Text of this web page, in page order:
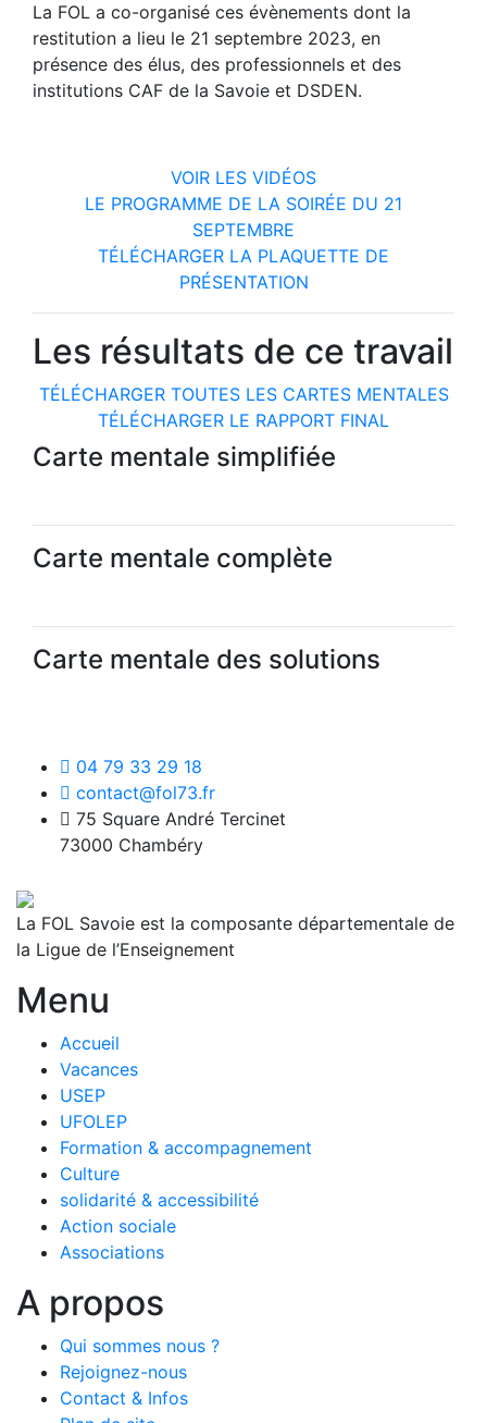
La FOL a co-organisé ces évènements dont la
restitution a lieu le 21 septembre 2023, en
présence des élus, des professionnels et des
institutions CAF de la Savoie et DSDEN.
VOIR LES VIDÉOS
LE PROGRAMME DE LA SOIRÉE DU 21
SEPTEMBRE
TÉLÉCHARGER LA PLAQUETTE DE
PRÉSENTATION
Les résultats de ce travail
TÉLÉCHARGER TOUTES LES CARTES MENTALES
TÉLÉCHARGER LE RAPPORT FINAL
Carte mentale simplifiée
Carte mentale complète
Carte mentale des solutions
04 79 33 29 18
contact@fol73.fr
75 Square André Tercinet
73000 Chambéry
La FOL Savoie est la composante départementale de
la Ligue de l’Enseignement
Menu
Accueil
Vacances
USEP
UFOLEP
Formation & accompagnement
Culture
solidarité & accessibilité
Action sociale
Associations
A propos
Qui sommes nous ?
Rejoignez-nous
Contact & Infos